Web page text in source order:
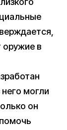
оружие в
могли
он